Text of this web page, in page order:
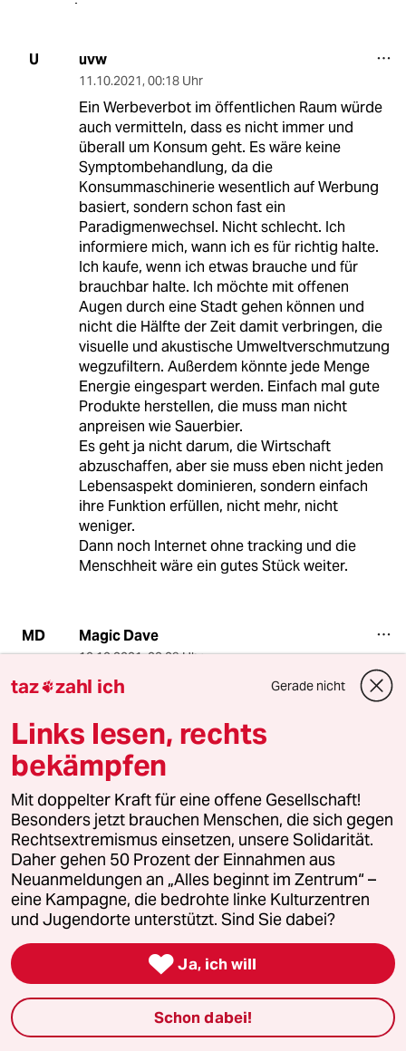
U uvw
11.10.2021, 00:18 Uhr
Ein Werbeverbot im öffentlichen Raum würde
auch vermitteln, dass es nicht immer und
überall um Konsum geht. Es wäre keine
Symptombehandlung, da die
Konsummaschinerie wesentlich auf Werbung
basiert, sondern schon fast ein
Paradigmenwechsel. Nicht schlecht. Ich
informiere mich, wann ich es für richtig halte.
Ich kaufe, wenn ich etwas brauche und für
brauchbar halte. Ich möchte mit offenen
Augen durch eine Stadt gehen können und
nicht die Hälfte der Zeit damit verbringen, die
visuelle und akustische Umweltverschmutzung
wegzufiltern. Außerdem könnte jede Menge
Energie eingespart werden. Einfach mal gute
Produkte herstellen, die muss man nicht
anpreisen wie Sauerbier.
Es geht ja nicht darum, die Wirtschaft
abzuschaffen, aber sie muss eben nicht jeden
Lebensaspekt dominieren, sondern einfach
ihre Funktion erfüllen, nicht mehr, nicht
weniger.
Dann noch Internet ohne tracking und die
Menschheit wäre ein gutes Stück weiter.
MD Magic Dave
10.10.2021,22:29 Uhr
In Sao Paolo gab es mmn nach dem
Kriminalität. Ein guter Grund den visuellen
Schmutz abzuschaffen.
Was haben die Plakate denn je für uns getan?
H h3h3y0
11.10.2021,00:49 Uhr
@Magic Dave:
Und wie genau soll das Verbot von
Grossplakaten das bewirkt haben?
MD Magic Dave
10.10.2021,22:37 Uhr
taz zahl ich Gerade nicht
Links lesen, rechts
bekämpfen
Mit doppelter Kraft für eine offene Gesellschaft!
Besonders jetzt brauchen Menschen, die sich gegen
Rechtsextremismus einsetzen, unsere Solidarität.
Daher gehen 50 Prozent der Einnahmen aus
Neuanmeldungen an „Alles beginnt im Zentrum“ –
eine Kampagne, die bedrohte linke Kulturzentren
und Jugendorte unterstützt. Sind Sie dabei?
 Ja, ich will
Schon dabei!